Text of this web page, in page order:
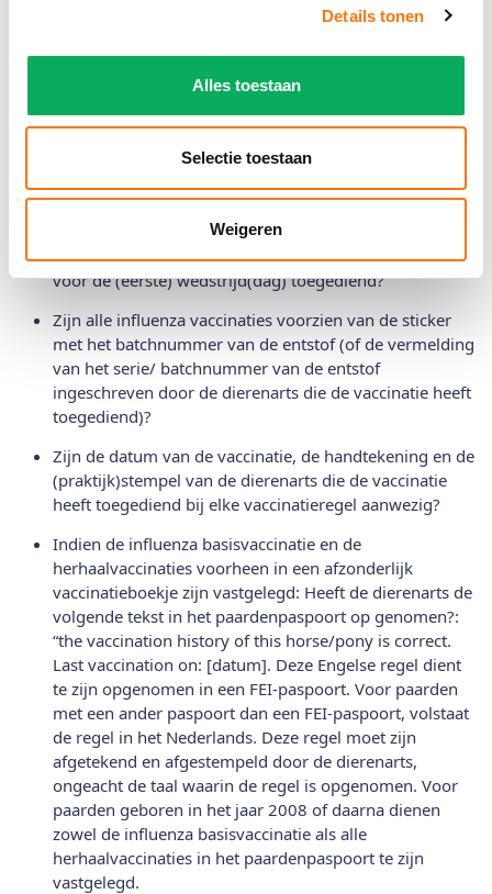
Details tonen
Alles toestaan
Selectie toestaan
Weigeren
sticker die is afgestempeld door de paspoortuitgevende
Is de basisvaccinatie in orde? (zie de uitleg hierboven)
Is er vervolgens jaarlijks een influenza
paard op 1 maart 2020 is gevaccineerd, dan dient de
herhaalvaccinatie op uiterlijk 1 maart 2021 plaats te
Is de laatste influenza vaccinatie minimaal zeven dagen
voor de (eerste) wedstrijd(dag) toegediend?
Zijn alle influenza vaccinaties voorzien van de sticker
met het batchnummer van de entstof (of de vermelding
van het serie/ batchnummer van de entstof
ingeschreven door de dierenarts die de vaccinatie heeft
toegediend)?
Zijn de datum van de vaccinatie, de handtekening en de
(praktijk)stempel van de dierenarts die de vaccinatie
heeft toegediend bij elke vaccinatieregel aanwezig?
Indien de influenza basisvaccinatie en de
herhaalvaccinaties voorheen in een afzonderlijk
vaccinatieboekje zijn vastgelegd: Heeft de dierenarts de
volgende tekst in het paardenpaspoort op genomen?:
“the vaccination history of this horse/pony is correct.
Last vaccination on: [datum]. Deze Engelse regel dient
te zijn opgenomen in een FEI-paspoort. Voor paarden
met een ander paspoort dan een FEI-paspoort, volstaat
de regel in het Nederlands. Deze regel moet zijn
afgetekend en afgestempeld door de dierenarts,
ongeacht de taal waarin de regel is opgenomen. Voor
paarden geboren in het jaar 2008 of daarna dienen
zowel de influenza basisvaccinatie als alle
herhaalvaccinaties in het paardenpaspoort te zijn
vastgelegd.